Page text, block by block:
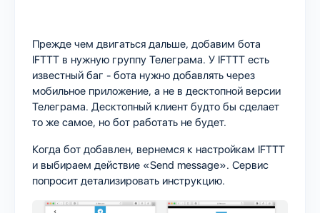
Прежде чем двигаться дальше, добавим бота
IFTTT в нужную группу Телеграма. У IFTTT есть
известный баг - бота нужно добавлять через
мобильное приложение, а не в десктопной версии
Телеграма. Десктопный клиент будто бы сделает
то же самое, но бот работать не будет.
Когда бот добавлен, вернемся к настройкам IFTTT
и выбираем действие «Send message». Сервис
попросит детализировать инструкцию.